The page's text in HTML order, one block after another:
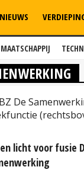
MAATSCHAPPIJ
NIEUWS
De
licht voor fusie